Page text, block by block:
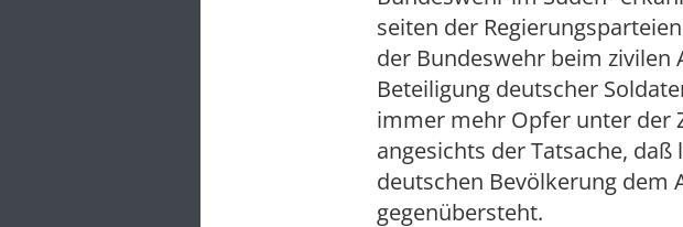
seiten der
der Bundeswehr beim zivilen
Beteiligung deutscher
immer mehr Opfer unter der
angesichts der Tatsache,
deutschen Bevölkerung dem
gegenübersteht.